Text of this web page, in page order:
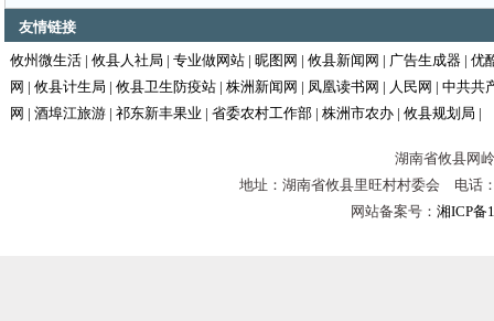
友情链接
攸州微生活 | 攸县人社局 | 专业做网站 | 昵图网 | 攸县新闻网 | 广告生成器 | 优
网 | 攸县计生局 | 攸县卫生防疫站 | 株洲新闻网 | 凤凰读书网 | 人民网 | 中共共
网 | 酒埠江旅游 | 祁东新丰果业 | 省委农村工作部 | 株洲市农办 | 攸县规划局 |
湖南省攸县网
地址：湖南省攸县里旺村村委会 电
网站备案号： 湘ICP备